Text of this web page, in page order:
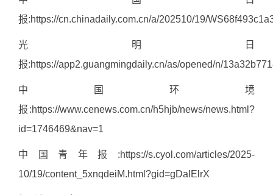
报:https://cn.chinadaily.com.cn/a/202510/19/
光明日
报:https://app2.guangmingdaily.cn/as/opened/n/
中国环境
报:https://www.cenews.com.cn/h5hjb/news/news.html?
id=1746469&nav=1
中国青年报:https://s.cyol.com/articles/2025-
10/19/content_5xnqdeiM.html?gid=gDalElrX